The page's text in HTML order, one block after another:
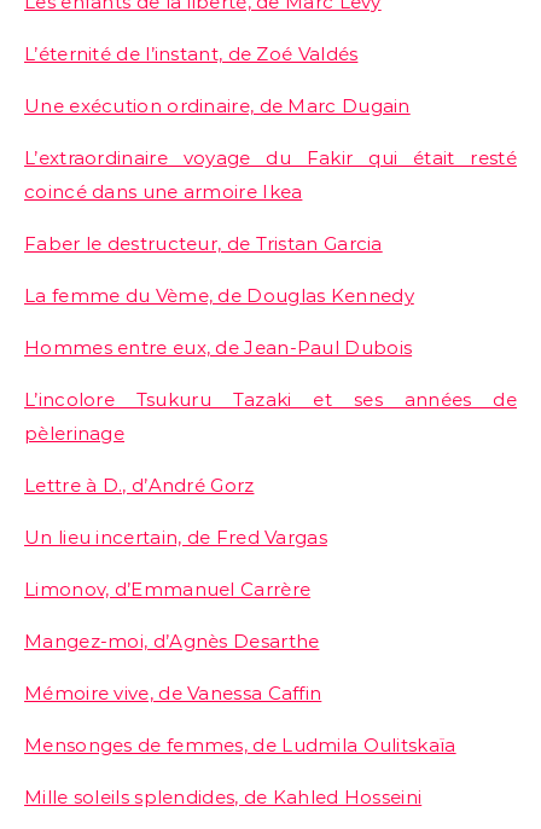
L’éternité de l’instant, de Zoé Valdés
Une exécution ordinaire, de Marc Dugain
L’extraordinaire voyage du Fakir qui était resté
coincé dans une armoire Ikea
Faber le destructeur, de Tristan Garcia
La femme du Vème, de Douglas Kennedy
Hommes entre eux, de Jean-Paul Dubois
L’incolore Tsukuru Tazaki et ses années de
pèlerinage
Lettre à D., d’André Gorz
Un lieu incertain, de Fred Vargas
Limonov, d’Emmanuel Carrère
Mangez-moi, d’Agnès Desarthe
Mémoire vive, de Vanessa Caffin
Mensonges de femmes, de Ludmila Oulitskaïa
Mille soleils splendides, de Kahled Hosseini